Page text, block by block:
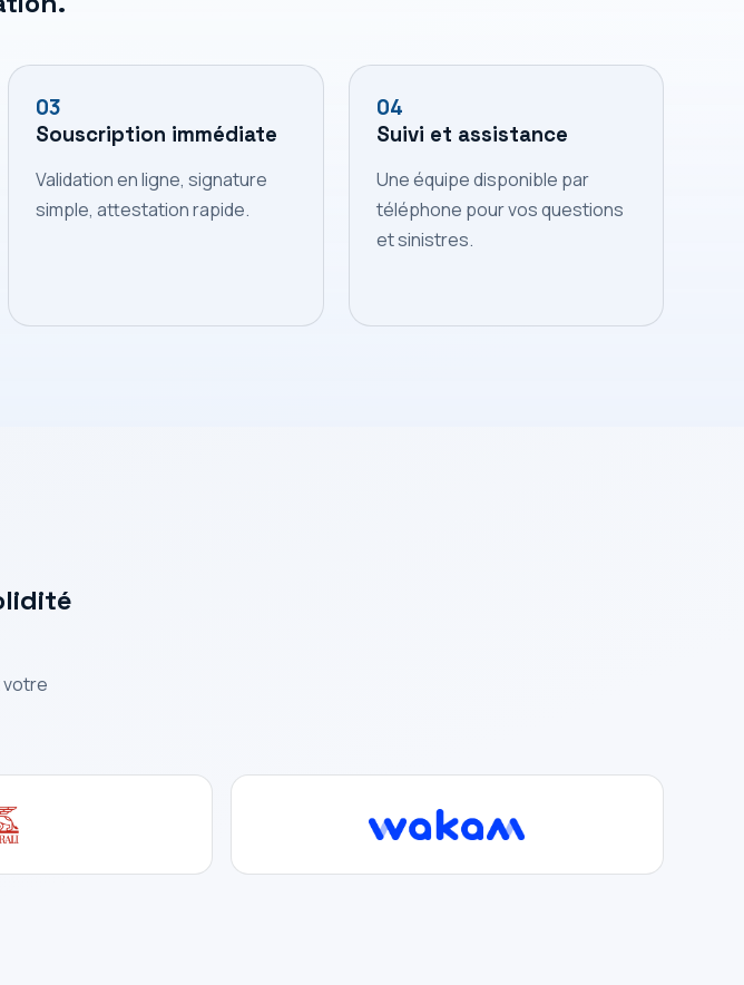
03
Souscription immédiate
Validation en ligne, signature
simple, attestation rapide.
04
Suivi et assistance
Une équipe disponible par
téléphone pour vos questions
et sinistres.
votre